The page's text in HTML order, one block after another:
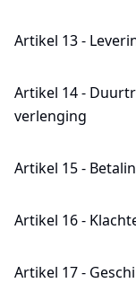
Artikel 13 -
Artikel 14 -
verlenging
Artikel 15 -
Artikel 16 -
Artikel 17 -